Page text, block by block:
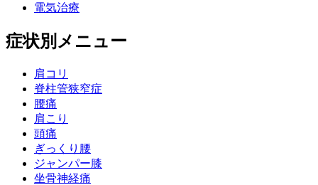
電気治療
症状別メニュー
肩コリ
脊柱管狭窄症
腰痛
肩こり
頭痛
ぎっくり腰
ジャンパー膝
坐骨神経痛